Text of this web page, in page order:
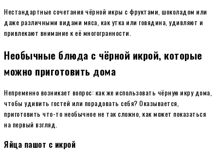
Нестандартные сочетания чёрной икры с фруктами, шоколадом или
даже различными видами мяса, как утка или говядина, удивляют и
привлекают внимание к её многогранности.
Необычные блюда с чёрной икрой, которые
можно приготовить дома
Непременно возникает вопрос: как же использовать чёрную икру дома,
чтобы удивить гостей или порадовать себя? Оказывается,
приготовить что-то необычное не так сложно, как может показаться
на первый взгляд.
Яйца пашот с икрой